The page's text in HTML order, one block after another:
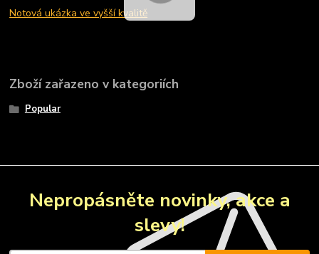
Notová ukázka ve vyšší kvalitě
Zboží zařazeno v kategoriích
Popular
Nepropásněte novinky, akce a
slevy!